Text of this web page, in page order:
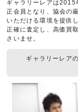
ギャラリーレアは
正会員となり、協会の
いただける環境を提供
正確に査定し、高価買
さいませ。
ギャラリーレア